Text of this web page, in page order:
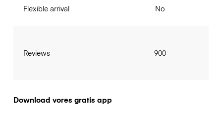
Flexible arrival
Reviews
No
900
Download vores gratis app